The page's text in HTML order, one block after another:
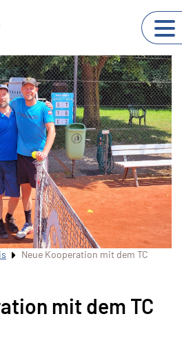
Neue Kooperation mit dem TC
mit dem TC